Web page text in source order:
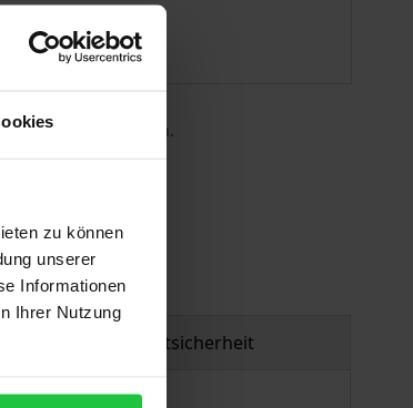
zu können
unserer
Informationen
Ihrer Nutzung
der Kasse variieren.
Produktsicherheit